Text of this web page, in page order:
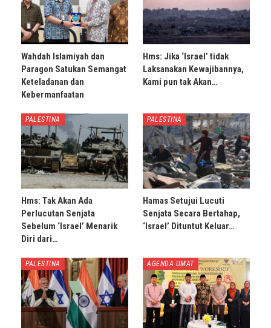
Wahdah Islamiyah dan
Paragon Satukan Semangat
Keteladanan dan
Kebermanfaatan
Hms: Jika ‘Israel’ tidak
Laksanakan Kewajibannya,
Kami pun tak Akan…
PALESTINA
Hms: Tak Akan Ada
Perlucutan Senjata
Sebelum ‘Israel’ Menarik
Diri dari…
PALESTINA
Hamas Setujui Lucuti
Senjata Secara Bertahap,
‘Israel’ Dituntut Keluar…
PALESTINA AGENDA UMAT